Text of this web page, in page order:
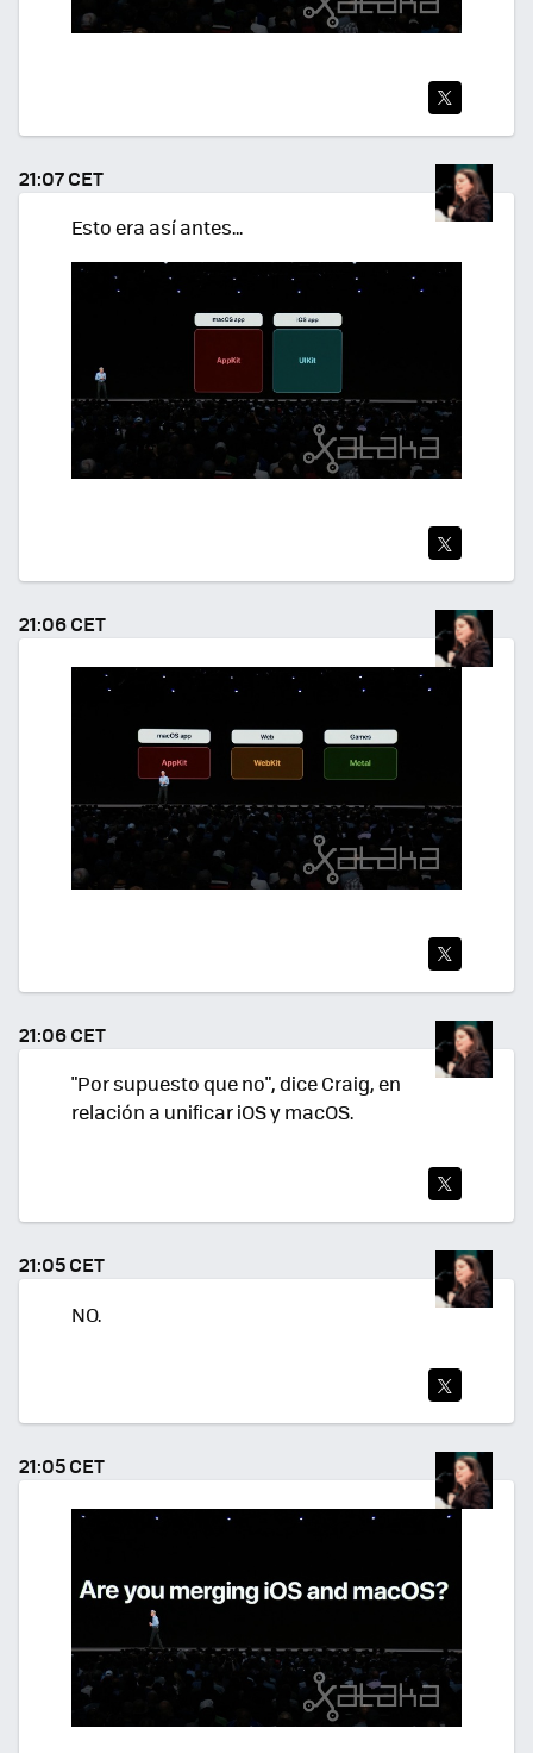
TEA
R
21:07 CET
Esto era así antes...
TWI
TEA
R
21:06 CET
TEA
R
21:06 CET
"Por supuesto que no", dice Craig, en
relación a unificar iOS y macOS.
TWI
TEA
R
21:05 CET
NO.
TWI
TEA
R
21:05 CET